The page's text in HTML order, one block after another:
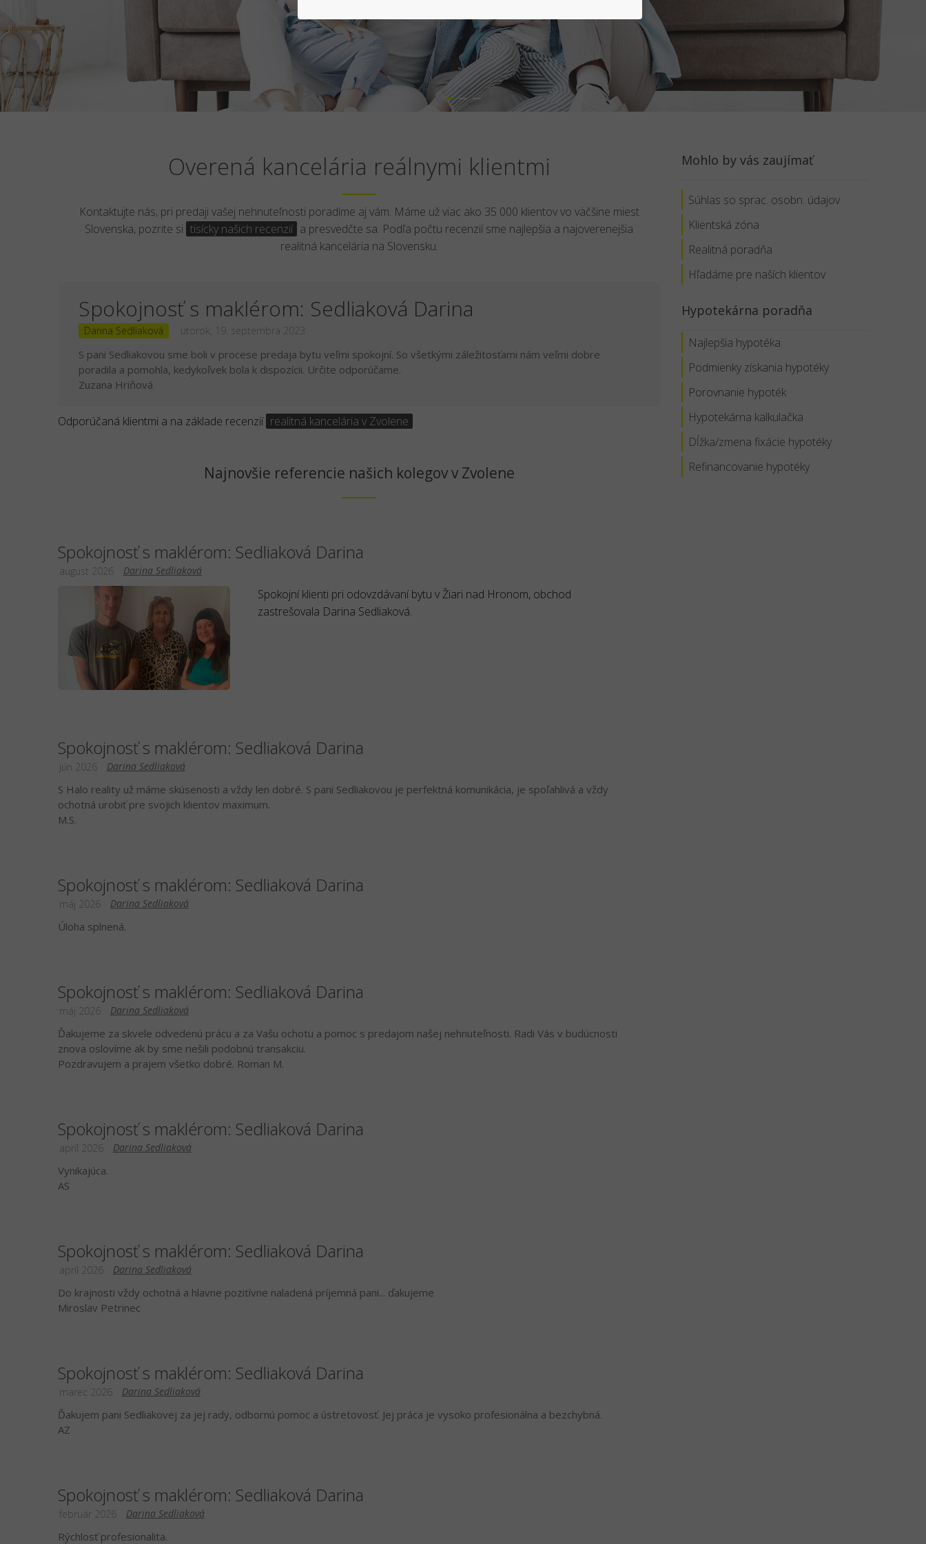
Overená kancelária reálnymi klientmi
Kontaktujte nás, pri predaji vašej nehnuteľnosti poradíme aj vám. Máme už viac ako 35 000 klientov vo väčšine miest
Slovenska, pozrite si tisícky našich recenzií a presvedčte sa. Podľa počtu recenzií sme najlepšia a najoverenejšia
realitná kancelária na Slovensku.
Spokojnosť s maklérom: Sedliaková Darina
Darina Sedliaková utorok, 19. septembra 2023
S pani Sedliakovou sme boli v procese predaja bytu veľmi spokojní. So všetkými záležitosťami nám veľmi dobre
poradila a pomohla, kedykoľvek bola k dispozícii. Určite odporúčame.
Zuzana Hriňová
Odporúčaná klientmi a na základe recenzií realitná kancelária v Zvolene
Najnovšie referencie našich kolegov v Zvolene
Spokojnosť s maklérom: Sedliaková Darina
Darina Sedliaková
august 2026
Spokojní klienti pri odovzdávaní bytu v Žiari nad Hronom, obchod
zastrešovala Darina Sedliaková.
Spokojnosť s maklérom: Sedliaková Darina
Darina Sedliaková
jún 2026
S Halo reality už máme skúsenosti a vždy len dobré. S pani Sedliakovou je perfektná komunikácia, je spoľahlivá a vždy
ochotná urobiť pre svojich klientov maximum.
M.S.
Spokojnosť s maklérom: Sedliaková Darina
Darina Sedliaková
máj 2026
Úloha splnená.
Spokojnosť s maklérom: Sedliaková Darina
Darina Sedliaková
máj 2026
Ďakujeme za skvele odvedenú prácu a za Vašu ochotu a pomoc s predajom našej nehnuteľnosti. Radi Vás v budúcnosti
znova oslovíme ak by sme riešili podobnú transakciu.
Pozdravujem a prajem všetko dobré. Roman M.
Spokojnosť s maklérom: Sedliaková Darina
Darina Sedliaková
apríl 2026
Vynikajúca.
AS
Spokojnosť s maklérom: Sedliaková Darina
Darina Sedliaková
apríl 2026
Do krajnosti vždy ochotná a hlavne pozitívne naladená príjemná pani... ďakujeme
Miroslav Petrinec
Spokojnosť s maklérom: Sedliaková Darina
Darina Sedliaková
marec 2026
Ďakujem pani Sedliakovej za jej rady, odbornú pomoc a ústretovosť. Jej práca je vysoko profesionálna a bezchybná.
AZ
Spokojnosť s maklérom: Sedliaková Darina
Darina Sedliaková
február 2026
Rýchlosť profesionalita.
Mohlo by vás zaujímať
Súhlas so sprac. osobn. údajov
Klientská zóna
Realitná poradňa
Hľadáme pre naších klientov
Hypotekárna poradňa
Najlepšia hypotéka
Podmienky získania hypotéky
Porovnanie hypoték
Hypotekárna kalkulačka
Dĺžka/zmena fixácie hypotéky
Refinancovanie hypotéky